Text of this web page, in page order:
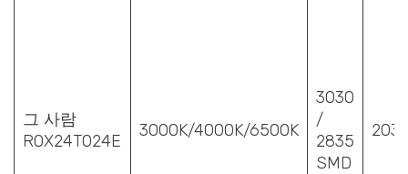
그 사람
ROX24T024E
3000K/4000K/6500K
3030
/
2835
SMD